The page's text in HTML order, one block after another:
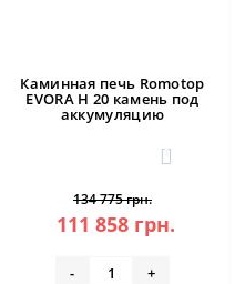
Каминная печь Romotop
EVORA H 20 камень под
аккумуляцию
1
134 775 грн.
111 858 грн.
- +